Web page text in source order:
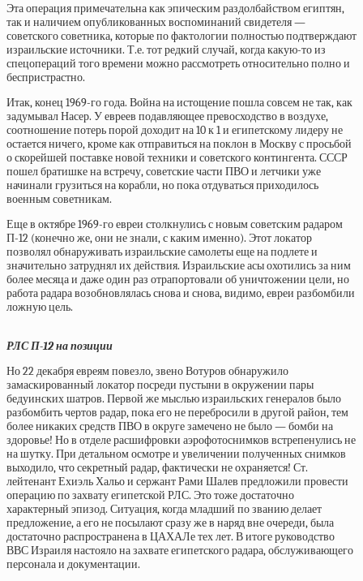
Эта операция примечательна как эпическим раздолбайством египтян,
так и наличием опубликованных воспоминаний свидетеля —
советского советника, которые по фактологии полностью подтверждают
израильские источники. Т.е. тот редкий случай, когда какую-то из
спецопераций того времени можно рассмотреть относительно полно и
беспристрастно.
Итак, конец 1969-го года. Война на истощение пошла совсем не так, как
задумывал Насер. У евреев подавляющее превосходство в воздухе,
соотношение потерь порой доходит на 10 к 1 и египетскому лидеру не
остается ничего, кроме как отправиться на поклон в Москву с просьбой
о скорейшей поставке новой техники и советского контингента. СССР
пошел братишке на встречу, советские части ПВО и летчики уже
начинали грузиться на корабли, но пока отдуваться приходилось
военным советникам.
Еще в октябре 1969-го евреи столкнулись с новым советским радаром
П-12 (конечно же, они не знали, с каким именно). Этот локатор
позволял обнаруживать израильские самолеты еще на подлете и
значительно затруднял их действия. Израильские асы охотились за ним
более месяца и даже один раз отрапортовали об уничтожении цели, но
работа радара возобновлялась снова и снова, видимо, евреи разбомбили
ложную цель.
РЛС П-12 на позиции
Но 22 декабря евреям повезло, звено Вотуров обнаружило
замаскированный локатор посреди пустыни в окружении пары
бедуинских шатров. Первой же мыслью израильских генералов было
разбомбить чертов радар, пока его не перебросили в другой район, тем
более никаких средств ПВО в округе замечено не было — бомби на
здоровье! Но в отделе расшифровки аэрофотоснимков встрепенулись не
на шутку. При детальном осмотре и увеличении полученных снимков
выходило, что секретный радар, фактически не охраняется! Ст.
лейтенант Ехиэль Хальо и сержант Рами Шалев предложили провести
операцию по захвату египетской РЛС. Это тоже достаточно
характерный эпизод. Ситуация, когда младший по званию делает
предложение, а его не посылают сразу же в наряд вне очереди, была
достаточно распространена в ЦАХАЛе тех лет. В итоге руководство
ВВС Израиля настояло на захвате египетского радара, обслуживающего
персонала и документации.